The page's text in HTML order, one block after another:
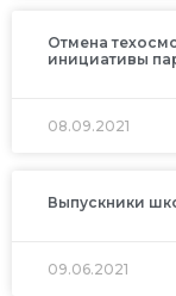
Отмена
инициативы
08.09.2021
Выпускники
09.06.2021